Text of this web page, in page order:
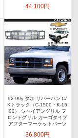
44,100円
92-99y タホ サバーバン C/
Kトラック（C-1500・K-15
00） シャイアングリル フ
ロントグリル カーゴタイプ
アフターマーケットパーツ
36,800円